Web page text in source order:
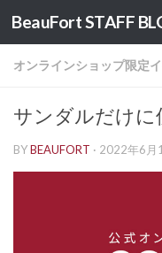
コンテンツへスキッ
BeauFort STAFF
オンラインショップ限定
サンダルだけに
BYBEAUFORT · 2022年6月